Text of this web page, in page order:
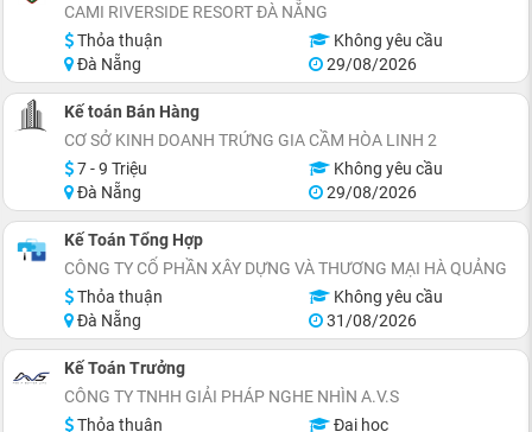
CAMI RIVERSIDE RESORT ĐÀ NẴNG
Thỏa thuận
Không yêu cầu
Đà Nẵng
29/08/2026
Kế toán Bán Hàng
CƠ SỞ KINH DOANH TRỨNG GIA CẦM HÒA LINH 2
7 - 9 Triệu
Không yêu cầu
Đà Nẵng
29/08/2026
Kế Toán Tổng Hợp
CÔNG TY CỔ PHẦN XÂY DỰNG VÀ THƯƠNG MẠI HÀ QUẢNG
Thỏa thuận
Không yêu cầu
Đà Nẵng
31/08/2026
Kế Toán Trưởng
CÔNG TY TNHH GIẢI PHÁP NGHE NHÌN A.V.S
Thỏa thuận
Đại học